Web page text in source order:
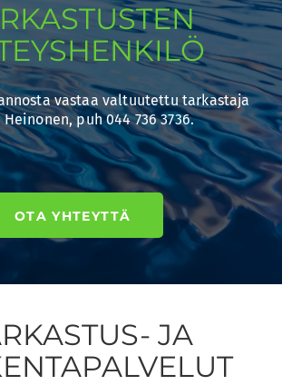
vastaa valtuutettu tarkastaja
Heinonen, puh 044 736 3736.
OTA YHTEYTTÄ
JA